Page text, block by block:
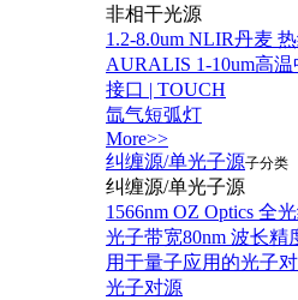
非相干光源
1.2-8.0um NLIR丹麦
AURALIS 1-10um高
接口 | TOUCH
氙气短弧灯
More>>
纠缠源/单光子源子分类
纠缠源/单光子源
1566nm OZ Optics 全
光子带宽80nm 波长精
用于量子应用的光子
光子对源